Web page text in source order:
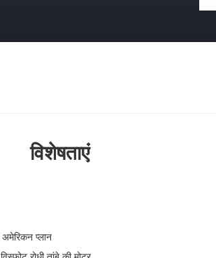
विशेषताएं
अमेरिकन प्लान